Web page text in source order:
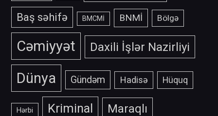
Baş səhifə BMCMİ BNMİ Bölgə
Cəmiyyət Daxili İşlər Nazirliyi
Dünya Gündəm Hadisə Hüquq
Hərbi Kriminal Maraqlı